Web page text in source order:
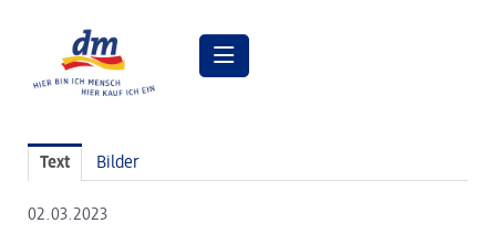
Pressebilder
dm Geschäftsführung
Text Bilder
02.03.2023